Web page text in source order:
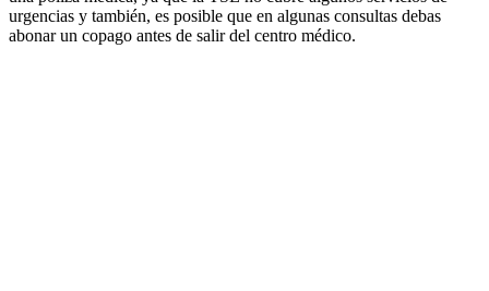
urgencias y también, es posible que en algunas consultas debas
abonar un copago antes de salir del centro médico.